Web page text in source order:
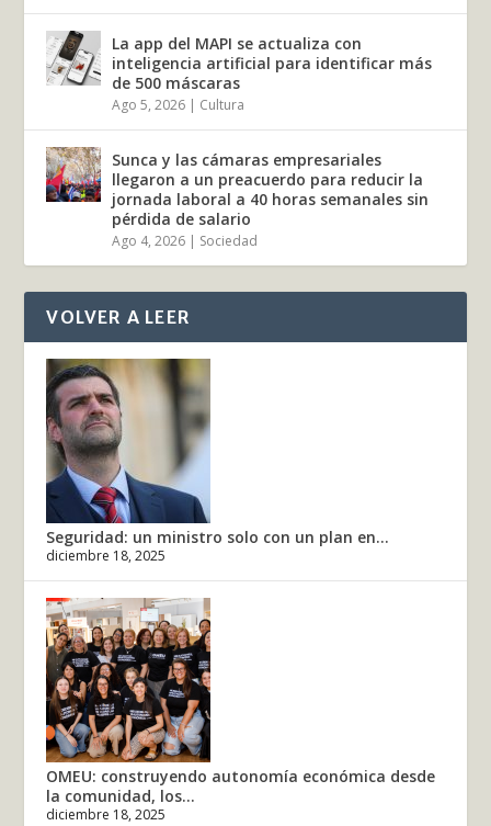
La app del MAPI se actualiza con
inteligencia artificial para identificar más
de 500 máscaras
Ago 5, 2026 Cultura
Sunca y las cámaras empresariales
llegaron a un preacuerdo para reducir la
jornada laboral a 40 horas semanales sin
pérdida de salario
Ago 4, 2026 Sociedad
VOLVER A LEER
Seguridad: un ministro solo con un plan en...
diciembre 18, 2025
OMEU: construyendo autonomía económica desde
la comunidad, los...
diciembre 18, 2025